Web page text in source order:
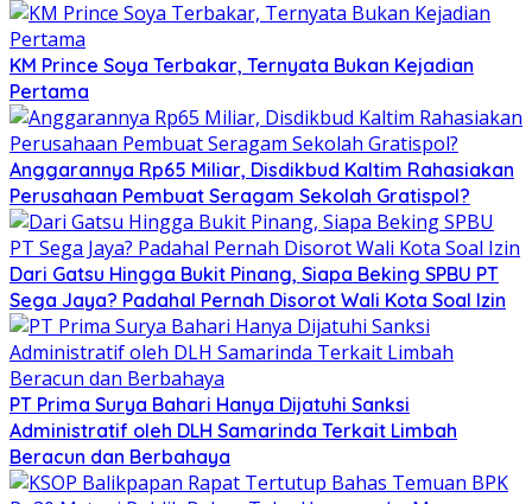
KM Prince Soya Terbakar, Ternyata Bukan Kejadian
Pertama
Anggarannya Rp65 Miliar, Disdikbud Kaltim Rahasiakan
Perusahaan Pembuat Seragam Sekolah Gratispol?
Dari Gatsu Hingga Bukit Pinang, Siapa Beking SPBU PT
Sega Jaya? Padahal Pernah Disorot Wali Kota Soal Izin
PT Prima Surya Bahari Hanya Dijatuhi Sanksi
Administratif oleh DLH Samarinda Terkait Limbah
Beracun dan Berbahaya